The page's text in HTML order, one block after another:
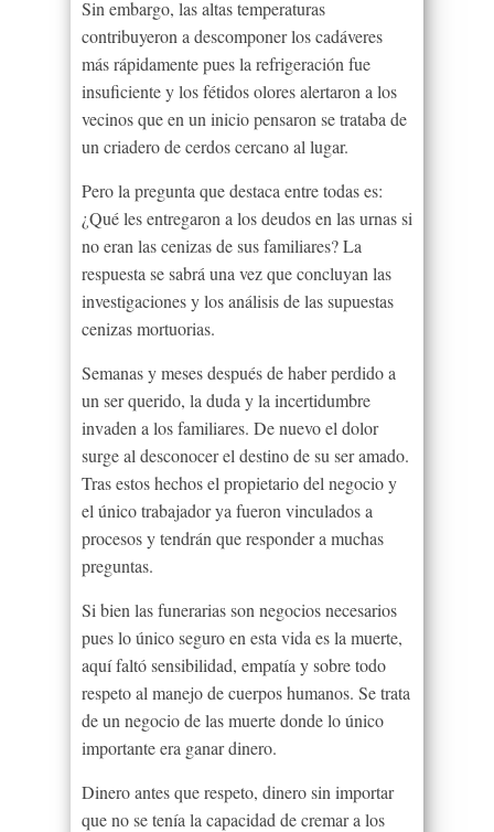
Sin embargo, las altas temperaturas
contribuyeron a descomponer los cadáveres
más rápidamente pues la refrigeración fue
insuficiente y los fétidos olores alertaron a los
vecinos que en un inicio pensaron se trataba de
un criadero de cerdos cercano al lugar.
Pero la pregunta que destaca entre todas es:
¿Qué les entregaron a los deudos en las urnas si
no eran las cenizas de sus familiares? La
respuesta se sabrá una vez que concluyan las
investigaciones y los análisis de las supuestas
cenizas mortuorias.
Semanas y meses después de haber perdido a
un ser querido, la duda y la incertidumbre
invaden a los familiares. De nuevo el dolor
surge al desconocer el destino de su ser amado.
Tras estos hechos el propietario del negocio y
el único trabajador ya fueron vinculados a
procesos y tendrán que responder a muchas
preguntas.
Si bien las funerarias son negocios necesarios
pues lo único seguro en esta vida es la muerte,
aquí faltó sensibilidad, empatía y sobre todo
respeto al manejo de cuerpos humanos. Se trata
de un negocio de las muerte donde lo único
importante era ganar dinero.
Dinero antes que respeto, dinero sin importar
que no se tenía la capacidad de cremar a los